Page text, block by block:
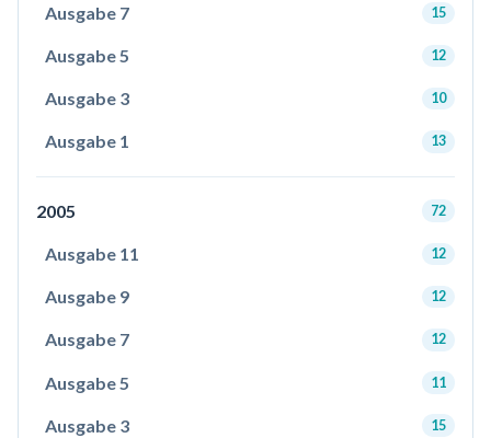
Ausgabe 7 15
Ausgabe 5 12
Ausgabe 3 10
Ausgabe 1 13
2005 72
Ausgabe 11 12
Ausgabe 9 12
Ausgabe 7 12
Ausgabe 5 11
Ausgabe 3 15